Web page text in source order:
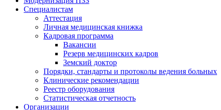
Специалистам
Аттестация
Личная медицинская книжка
Кадровая программа
Вакансии
Резерв медицинских кадров
Земский доктор
Порядки, стандарты и протоколы ведения больных
Клинические рекомендации
Реестр оборудования
Статистическая отчетность
Организации